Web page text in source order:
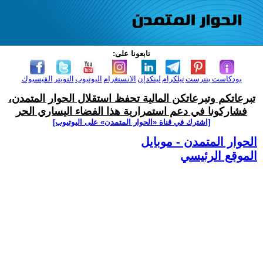
تابعونا على:
الفيسبوك التويتر اليوتيوب الانستغرام لينكدإن تيلكرامبنترست بودكاست
تبرعاتكم وتبرعاتكن المالية تحفظ استقلال الحوار المتمدن،
فشاركونا في دعم استمرارية هذا الفضاء اليساري الحر
[اشترك في قناة ‫«الحوار المتمدن» على اليوتيوب]
الحوار المتمدن - موبايل
الموقع الرئيسي